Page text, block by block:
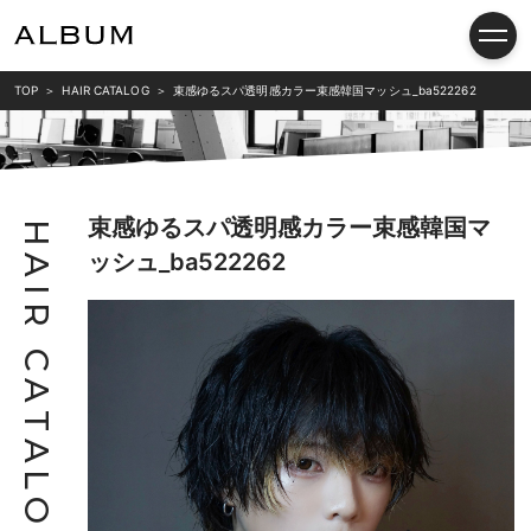
TOP HAIR CATALOG 束感ゆるスパ透明感カラー束感韓国マッシュ_ba522262
H
A
I
R
C
A
T
A
L
O
束感ゆるスパ透明感カラー束感韓国マ
ッシュ_ba522262